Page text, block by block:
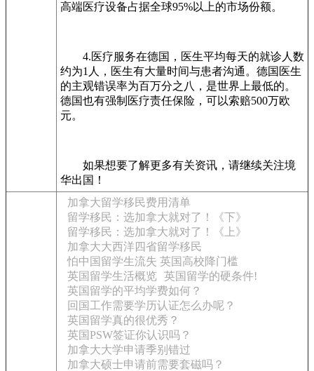
高端医疗设备占据全球95%以上的市场份额。
4.医疗服务在德国，医生平均每天的就诊人数
约为1人，医生有大量时间与患者沟通。德国医生
的主观错误率为百万分之八，是世界上最低的。
德国也有强制医疗责任保险，可以索赔500万欧
元。
如果想要了解更多有关资讯，请继续关注境
华出国！
加拿大留学移民费用清单
留学移民：选加拿大就对了！《下》
留学移民：选加拿大就对了！《上》
加拿大大西洋四省留学移民
怕中国留学生流失 英国高校降门槛
英国留学生活概览 英国留学的硬条件!
英国留学的平均学费如何？
回国工作需要学历认证怎么办呢？
英国留学真的很优秀？
英国PSW签证你认识吗？
加拿大大学申请季别错过
加拿大硕士申请前需要套磁吗？